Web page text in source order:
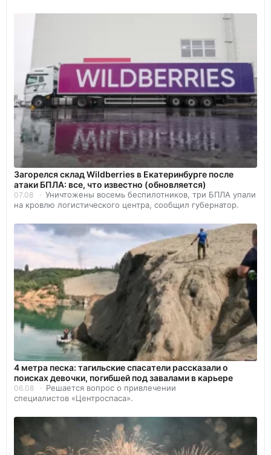
Загорелся склад Wildberries в Екатеринбурге после
атаки БПЛА: все, что известно (обновляется)
07.08
Уничтожены восемь беспилотников, три БПЛА упали
на кровлю логистического центра, сообщил губернатор.
4 метра песка: тагильские спасатели рассказали о
поисках девочки, погибшей под завалами в карьере
06.08
Решается вопрос о привлечении
специалистов «Центроспаса».